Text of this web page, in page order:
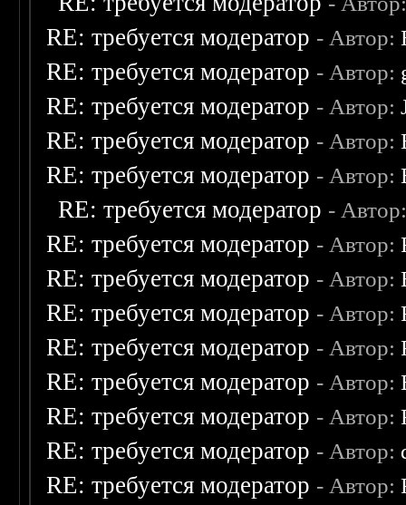
RE: требуется модератор - Автор:
RE: требуется модератор - Автор:
RE: требуется модератор - Автор:
RE: требуется модератор - Автор:
RE: требуется модератор - Автор:
RE: требуется модератор -
RE: требуется модератор - Автор:
RE: требуется модератор - Автор:
RE: требуется модератор - Автор:
RE: требуется модератор - Автор:
RE: требуется модератор - Автор:
RE: требуется модератор - Автор:
RE: требуется модератор - Автор:
RE: требуется модератор - Автор: